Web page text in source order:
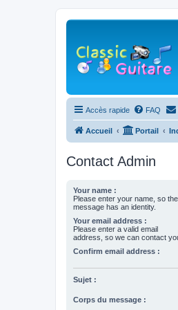
Accès rapide FAQ
Accueil Portail
Contact Admin
Your name :
Please enter your name, so the
message has an identity.
Your email address :
Please enter a valid email
address, so we can contact
Confirm email address :
Sujet :
Corps du message :